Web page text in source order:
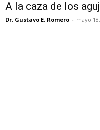
A la caza de los
Dr. Gustavo E. Romero - mayo